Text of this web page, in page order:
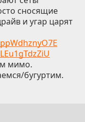
сносящие
и угар царят
мимо.
бугуртим.